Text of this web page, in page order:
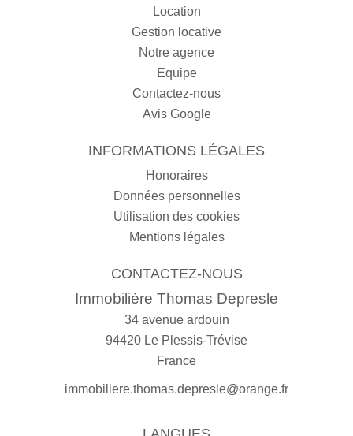
Location
Gestion locative
Notre agence
Equipe
Contactez-nous
Avis Google
INFORMATIONS LÉGALES
Honoraires
Données personnelles
Utilisation des cookies
Mentions légales
CONTACTEZ-NOUS
Immobilière Thomas Depresle
34 avenue ardouin
94420 Le Plessis-Trévise
France
immobiliere.thomas.depresle@orange.fr